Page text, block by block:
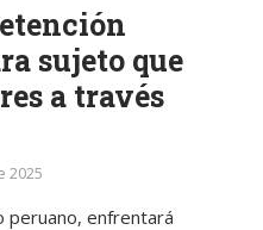
sujeto que
a través
2025
peruano, enfrentará